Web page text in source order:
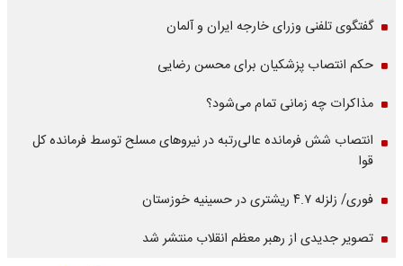
گفتگوی تلفنی وزرای خارجه ایران و آلمان
حکم انتصاب پزشکیان برای محسن رضایی
مذاکرات چه زمانی تمام می‌شود؟
انتصاب شش فرمانده عالی‌رتبه در نیروهای مسلح توسط فرمانده کل
قوا
فوری/ زلزله ۴.۷ ریشتری در حسینیه خوزستان
تصویر جدیدی از رهبر معظم انقلاب منتشر شد